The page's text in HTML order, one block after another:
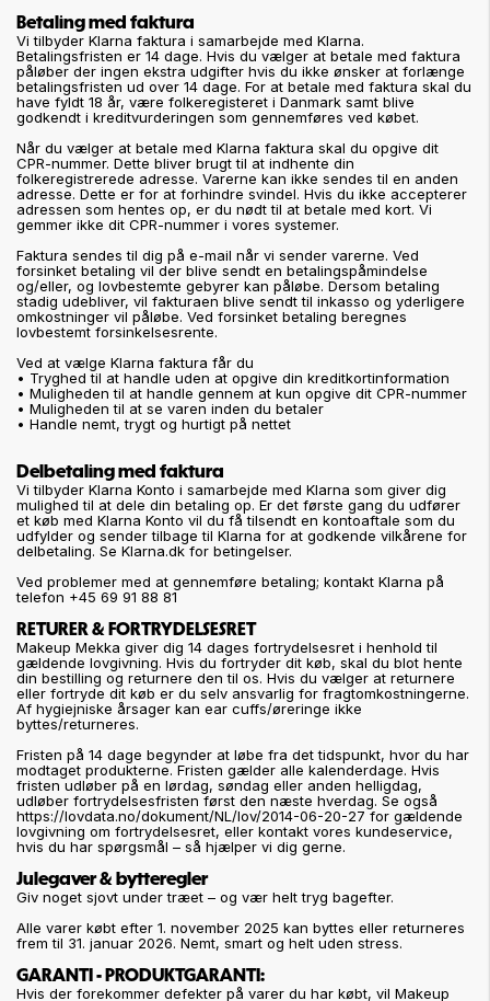
Betaling med faktura
Vi tilbyder Klarna faktura i samarbejde med Klarna.
Betalingsfristen er 14 dage. Hvis du vælger at betale med faktura
påløber der ingen ekstra udgifter hvis du ikke ønsker at forlænge
betalingsfristen ud over 14 dage. For at betale med faktura skal du
have fyldt 18 år, være folkeregisteret i Danmark samt blive
godkendt i kreditvurderingen som gennemføres ved købet.
Når du vælger at betale med Klarna faktura skal du opgive dit
CPR-nummer. Dette bliver brugt til at indhente din
folkeregistrerede adresse. Varerne kan ikke sendes til en anden
adresse. Dette er for at forhindre svindel. Hvis du ikke accepterer
adressen som hentes op, er du nødt til at betale med kort. Vi
gemmer ikke dit CPR-nummer i vores systemer.
Faktura sendes til dig på e-mail når vi sender varerne. Ved
forsinket betaling vil der blive sendt en betalingspåmindelse
og/eller, og lovbestemte gebyrer kan påløbe. Dersom betaling
stadig udebliver, vil fakturaen blive sendt til inkasso og yderligere
omkostninger vil påløbe. Ved forsinket betaling beregnes
lovbestemt forsinkelsesrente.
Ved at vælge Klarna faktura får du
• Tryghed til at handle uden at opgive din kreditkortinformation
• Muligheden til at handle gennem at kun opgive dit CPR-nummer
• Muligheden til at se varen inden du betaler
• Handle nemt, trygt og hurtigt på nettet
Delbetaling med faktura
Vi tilbyder Klarna Konto i samarbejde med Klarna som giver dig
mulighed til at dele din betaling op. Er det første gang du udfører
et køb med Klarna Konto vil du få tilsendt en kontoaftale som du
udfylder og sender tilbage til Klarna for at godkende vilkårene for
delbetaling. Se Klarna.dk for betingelser.
Ved problemer med at gennemføre betaling; kontakt Klarna på
telefon +45 69 91 88 81
RETURER & FORTRYDELSESRET
Makeup Mekka giver dig 14 dages fortrydelsesret i henhold til
gældende lovgivning. Hvis du fortryder dit køb, skal du blot hente
din bestilling og returnere den til os. Hvis du vælger at returnere
eller fortryde dit køb er du selv ansvarlig for fragtomkostningerne.
Af hygiejniske årsager kan ear cuffs/øreringe ikke
byttes/returneres.
Fristen på 14 dage begynder at løbe fra det tidspunkt, hvor du har
modtaget produkterne. Fristen gælder alle kalenderdage. Hvis
fristen udløber på en lørdag, søndag eller anden helligdag,
udløber fortrydelsesfristen først den næste hverdag. Se også
https://lovdata.no/dokument/NL/lov/2014-06-20-27 for gældende
lovgivning om fortrydelsesret, eller kontakt vores kundeservice,
hvis du har spørgsmål – så hjælper vi dig gerne.
Julegaver & bytteregler
Giv noget sjovt under træet – og vær helt tryg bagefter.
Alle varer købt efter 1. november 2025 kan byttes eller returneres
frem til 31. januar 2026. Nemt, smart og helt uden stress.
GARANTI - PRODUKTGARANTI:
Hvis der forekommer defekter på varer du har købt, vil Makeup